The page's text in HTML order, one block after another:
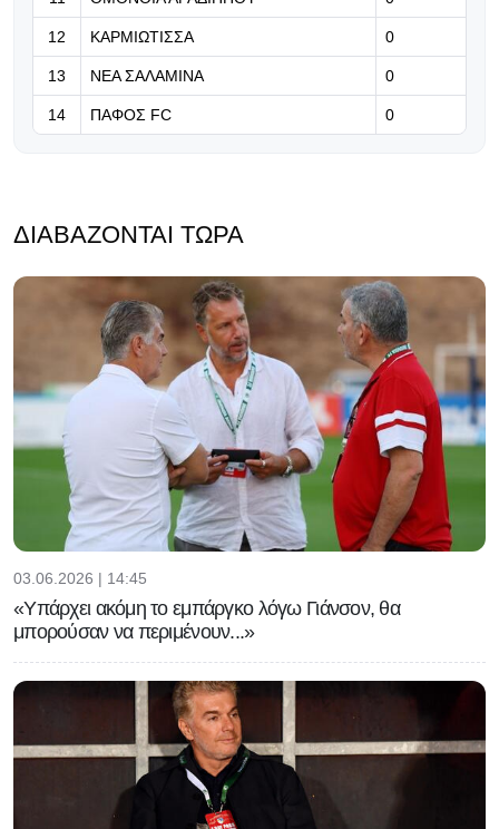
12 ΚΑΡΜΙΩΤΙΣΣΑ 0
13 ΝΕΑ ΣΑΛΑΜΙΝΑ 0
14 ΠΑΦΟΣ FC 0
ΔΙΑΒΆΖΟΝΤΑΙ ΤΏΡΑ
03.06.2026 | 14:45
«Υπάρχει ακόμη το εμπάργκο λόγω Γιάνσον, θα
μπορούσαν να περιμένουν...»